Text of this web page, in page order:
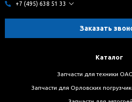
+7 (495) 638 51 33
Заказать
Каталог
Запчасти для техники
Запчасти для Орловских